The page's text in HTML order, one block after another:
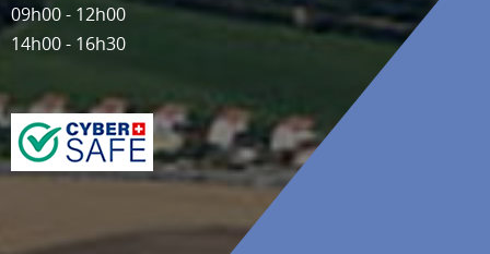
09h00 - 12h00
14h00 - 16h30